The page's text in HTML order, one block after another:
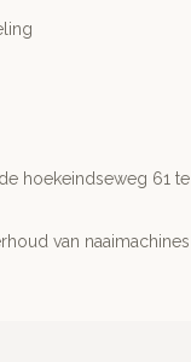
hoekeindseweg 61 te
van naaimachines